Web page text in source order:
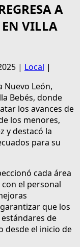
A
EN VILLA
| Local |
Nuevo León,
Bebés, donde
los avances de
los menores,
y destacó la
para su
cada área
el personal
que los
de
desde el inicio de